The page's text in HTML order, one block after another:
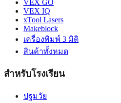
VEX GO
VEX IQ
xTool Lasers
Makeblock
เครื่องพิมพ์ 3 มิติ
สินค้าทั้งหมด
สำหรับโรงเรียน
ปฐมวัย